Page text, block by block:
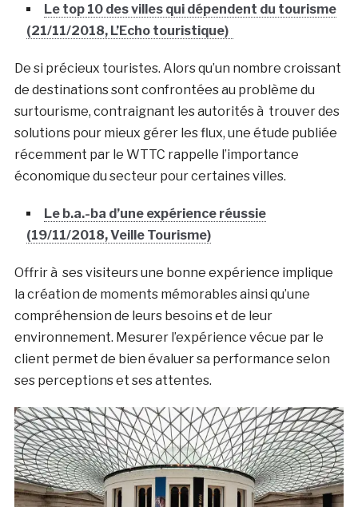
Le top 10 des villes qui dépendent du tourisme
(21/11/2018, L’Echo touristique)
De si précieux touristes. Alors qu’un nombre croissant
de destinations sont confrontées au problème du
surtourisme, contraignant les autorités à trouver des
solutions pour mieux gérer les flux, une étude publiée
récemment par le WTTC rappelle l’importance
économique du secteur pour certaines villes.
Le b.a.-ba d’une expérience réussie
(19/11/2018, Veille Tourisme)
Offrir à ses visiteurs une bonne expérience implique
la création de moments mémorables ainsi qu’une
compréhension de leurs besoins et de leur
environnement. Mesurer l’expérience vécue par le
client permet de bien évaluer sa performance selon
ses perceptions et ses attentes.